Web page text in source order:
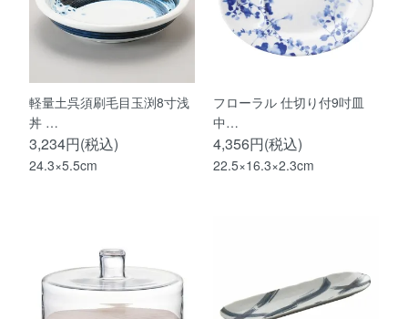
軽量土呉須刷毛目玉渕8寸浅
丼 …
3,234円(税込)
24.3×5.5cm
フローラル 仕切り付9吋皿
中…
4,356円(税込)
22.5×16.3×2.3cm